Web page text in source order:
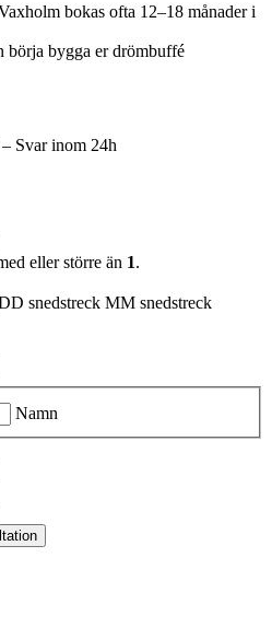
bokas ofta 12–18 månader i
börja bygga er drömbuffé
Svar inom 24h
eller större än 1.
snedstreck MM snedstreck
Namn